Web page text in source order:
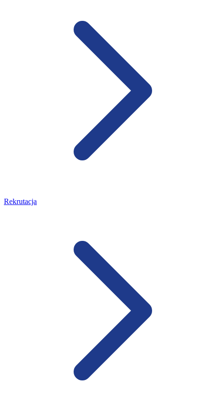
Rekrutacja